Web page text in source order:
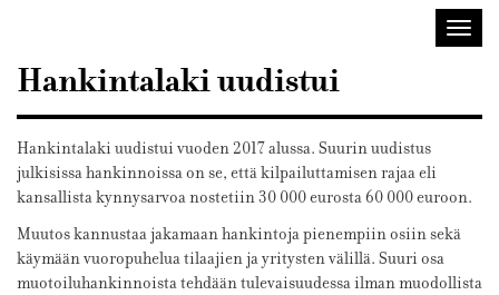
Hankintalaki uudistui
Hankintalaki uudistui vuoden 2017 alussa. Suurin uudistus
julkisissa hankinnoissa on se, että kilpailuttamisen rajaa eli
kansallista kynnysarvoa nostetiin 30 000 eurosta 60 000 euroon.
Muutos kannustaa jakamaan hankintoja pienempiin osiin sekä
käymään vuoropuhelua tilaajien ja yritysten välillä. Suuri osa
muotoiluhankinnoista tehdään tulevaisuudessa ilman muodollista